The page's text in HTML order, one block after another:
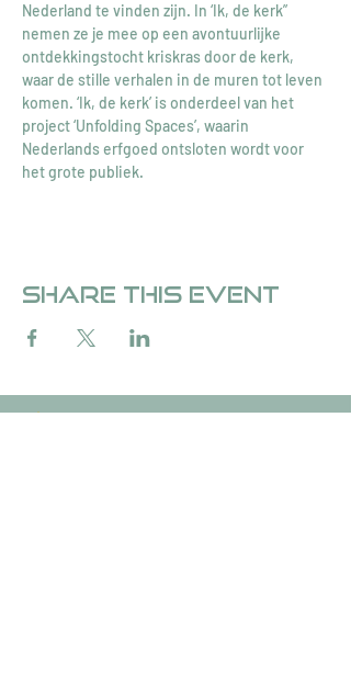
Nederland te vinden zijn. In ‘Ik, de kerk”
nemen ze je mee op een avontuurlijke
ontdekkingstocht kriskras door de kerk,
waar de stille verhalen in de muren tot leven
komen. ‘Ik, de kerk’ is onderdeel van het
project ‘Unfolding Spaces’, waarin
Nederlands erfgoed ontsloten wordt voor
het grote publiek.
Share this event